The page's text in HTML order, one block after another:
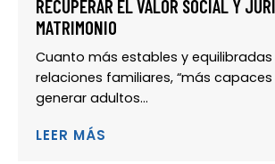
RECUPERAR EL VALOR SOCIAL Y
MATRIMONIO
Cuanto más estables y equilibradas
relaciones familiares, “más
generar adultos...
LEER MÁS